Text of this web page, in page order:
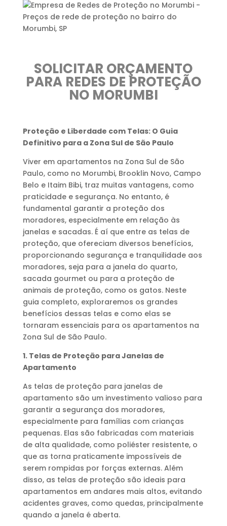
SOLICITAR ORÇAMENTO
PARA REDES DE PROTEÇÃO
NO MORUMBI
Proteção e Liberdade com Telas: O Guia
Definitivo para a Zona Sul de São Paulo
Viver em apartamentos na Zona Sul de São
Paulo, como no Morumbi, Brooklin Novo, Campo
Belo e Itaim Bibi, traz muitas vantagens, como
praticidade e segurança. No entanto, é
fundamental garantir a proteção dos
moradores, especialmente em relação às
janelas e sacadas. É aí que entre as telas de
proteção, que ofereciam diversos benefícios,
proporcionando segurança e tranquilidade aos
moradores, seja para a janela do quarto,
sacada gourmet ou para a proteção de
animais de proteção, como os gatos. Neste
guia completo, exploraremos os grandes
benefícios dessas telas e como elas se
tornaram essenciais para os apartamentos na
Zona Sul de São Paulo.
1. Telas de Proteção para Janelas de
Apartamento
As telas de proteção para janelas de
apartamento são um investimento valioso para
garantir a segurança dos moradores,
especialmente para famílias com crianças
pequenas. Elas são fabricadas com materiais
de alta qualidade, como poliéster resistente, o
que as torna praticamente impossíveis de
serem rompidas por forças externas. Além
disso, as telas de proteção são ideais para
apartamentos em andares mais altos, evitando
acidentes graves, como quedas, principalmente
quando a janela é aberta.